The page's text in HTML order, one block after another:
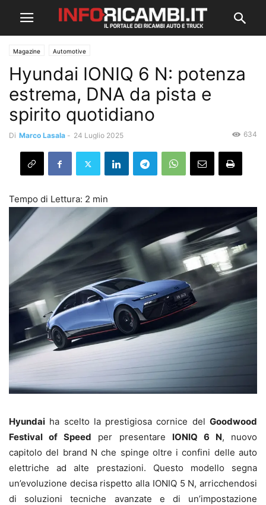
Magazine Automotive
Hyundai IONIQ 6 N: potenza
estrema, DNA da pista e
spirito quotidiano
Di Marco Lasala - 24 Luglio 2025 634
Hyundai ha scelto la prestigiosa cornice del Goodwood
Festival of Speed per presentare IONIQ 6 N, nuovo
capitolo del brand N che spinge oltre i confini delle auto
elettriche ad alte prestazioni. Questo modello segna
un’evoluzione decisa rispetto alla IONIQ 5 N, arricchendosi
di soluzioni tecniche avanzate e di un’impostazione